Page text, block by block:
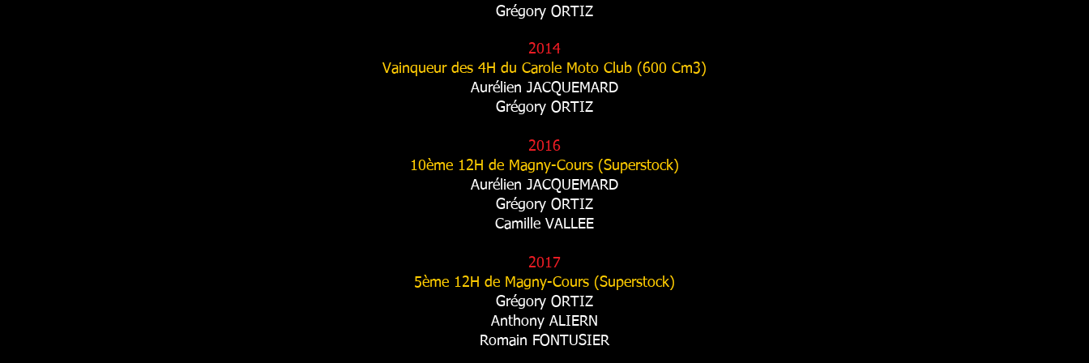
Grégory ORTIZ
2014
Vainqueur des 4H du Carole Moto Club (600 Cm3)
Aurélien JACQUEMARD
Grégory ORTIZ
2016
10ème 12H de Magny-Cours (Superstock)
Aurélien JACQUEMARD
Grégory ORTIZ
Camille VALLEE
2017
5ème 12H de Magny-Cours (Superstock)
Grégory ORTIZ
Anthony ALIERN
Romain FONTUSIER